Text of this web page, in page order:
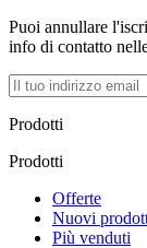
Puoi annullare
info di contatto
Prodotti
Prodotti
Offerte
Nuovi
Più venduti